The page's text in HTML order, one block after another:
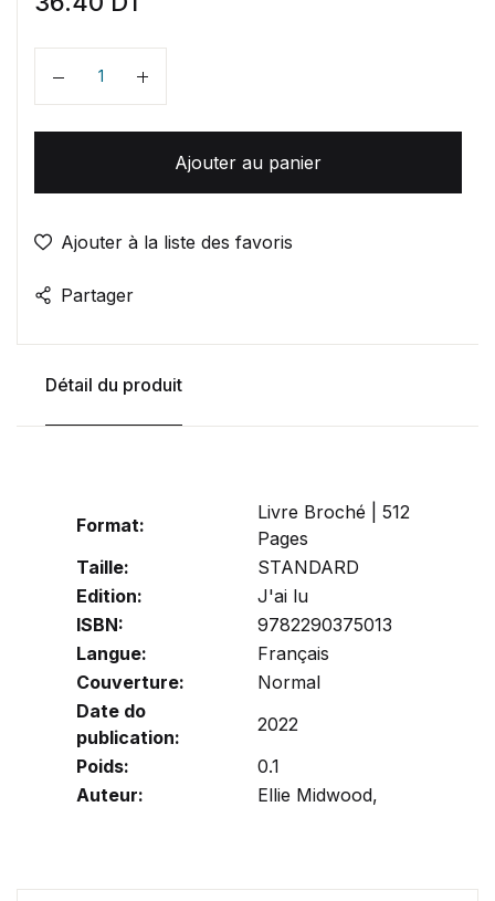
Quantité
Ajouter au panier
Ajouter à la liste des favoris
Partager
Détail du produit
Format:
Livre Broché | 512
Pages
Taille:
STANDARD
Edition:
J'ai lu
ISBN:
9782290375013
Langue:
Français
Couverture:
Normal
Date do
publication:
2022
Poids:
0.1
Auteur:
Ellie Midwood,